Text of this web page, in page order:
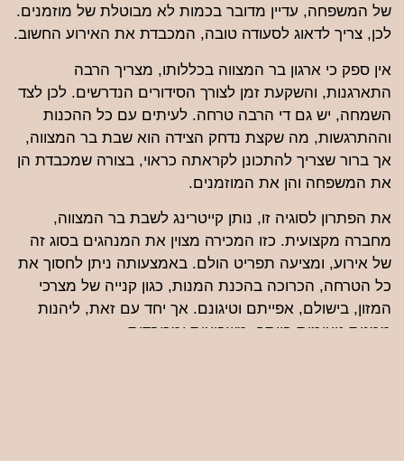
של המשפחה, עדיין מדובר בכמות לא מבוטלת של מוזמנים.
לכן, צריך לדאוג לסעודה טובה, המכבדת את האירוע החשוב.
אין ספק כי ארגון בר המצווה בכללותו, מצריך הרבה
התארגנות, והשקעת זמן לצורך הסידורים הנדרשים. לכן לצד
השמחה, יש גם די הרבה טרחה. לעיתים עם כל ההכנות
וההתרגשות, מה שקצת נדחק הצידה הוא שבת בר המצווה,
אך ברור שצריך להתכונן לקראתה כראוי, בצורה שמכבדת הן
את המשפחה והן את המוזמנים.
את הפתרון לסוגיה זו, נותן קייטרינג לשבת בר המצווה,
מחברה מקצועית. כזו המכירה מצוין את המנהגים בסוג זה
של אירוע, ומציעה תפריט הולם. באמצעותה ניתן לחסוך את
כל הטרחה, הכרוכה בהכנת המנות, כגון קנייה של מצרכי
המזון, בישולם, אפייתם וטיגונם. אך יחד עם זאת, ליהנות
ממנות טעימות ביותר, משביעות ומכובדות.